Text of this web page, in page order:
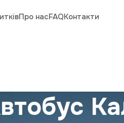
Про насFAQКонтакти